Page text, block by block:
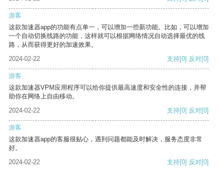
游客
这款加速器app的功能有点单一，可以增加一些新功能。比如，可以增加
一个自动切换线路的功能，这样就可以根据网络情况自动选择最优的线
路，从而获得更好的加速效果。
2024-02-22
支持[0] 反对[0]
游客
这款加速器VPM应用程序可以给你提供最高速度和安全性的连接，并帮
助你在网络上自由移动。
2024-02-22
支持[0] 反对[0]
游客
这款加速器app的客服很贴心，遇到问题都能及时解决，服务态度非常
好。
2024-02-22
支持[0] 反对[0]